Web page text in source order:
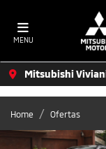
MENU
Mitsubishi
Home Ofertas